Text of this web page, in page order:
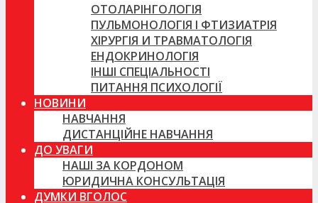
ОТОЛАРІНГОЛОГІЯ
ПУЛЬМОНОЛОГІЯ І ФТИЗИАТРІЯ
ХІРУРГІЯ И ТРАВМАТОЛОГІЯ
ЕНДОКРИНОЛОГІЯ
ІНШІ СПЕЦІАЛЬНОСТІ
ПИТАННЯ ПСИХОЛОГІЇ
НОВИНИ
НАВЧАННЯ
ДИСТАНЦІЙНЕ НАВЧАННЯ
ДО УВАГИ
НАШІ ЗА КОРДОНОМ
ЮРИДИЧНА КОНСУЛЬТАЦІЯ
ДУМКИ ВГОЛОС